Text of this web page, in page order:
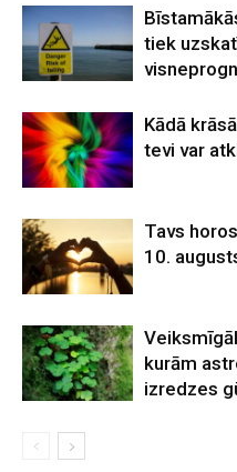
tiek
Kādā
tevi var
Tavs
10.
kurām
izredzes